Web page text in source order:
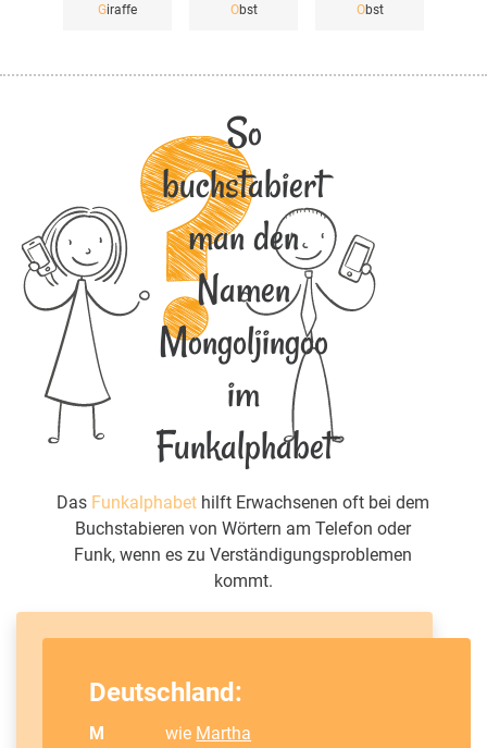
Giraffe Obst Obst
So
buchstabiert
man den
Namen
Mongoljingoo
im
Funkalphabet
Das Funkalphabet hilft Erwachsenen oft bei dem
Buchstabieren von Wörtern am Telefon oder
Funk, wenn es zu Verständigungsproblemen
kommt.
Deutschland:
M wie Martha